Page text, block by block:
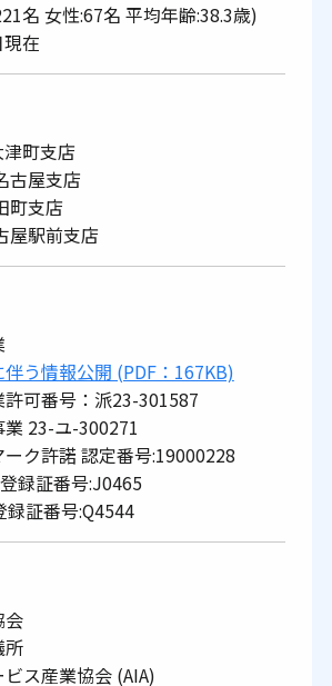
名 女性:67名 平均年齢:38.3歳)
在
町支店
古屋支店
町支店
屋駅前支店
う情報公開 (PDF：167KB)
可番号：派23-301587
23-ユ-300271
ク許諾 認定番号:19000228
録証番号:J0465
録証番号:Q4544
会
所
ス産業協会 (AIA)